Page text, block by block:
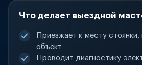
Что делает выездной
Приезжает к месту
объект
Проводит диагностику